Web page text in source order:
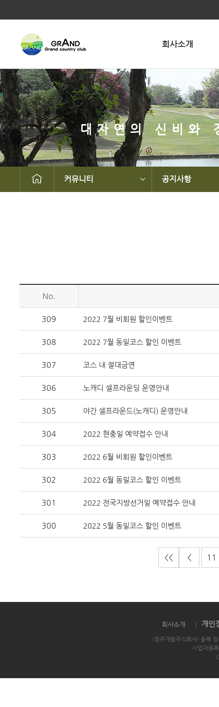
회사소개
대자연의 신비와
커뮤니티 공지사항
No.
309 2022 7월 비회원 할인이벤트
308 2022 7월 동일코스 할인 이벤트
307 코스 내 절대금연
306 노캐디 셀프라운딩 운영안내
305 야간 셀프라운드(노캐디) 운영안내
304 2022 현충일 예약접수 안내
303 2022 6월 비회원 할인이벤트
302 2022 6월 동일코스 할인 이벤트
301 2022 전국지방선거일 예약접수 안내
300 2022 5월 동일코스 할인 이벤트
<< < 11
회사소개 | 개인
(청주개발주식회사) 충북
사업자등